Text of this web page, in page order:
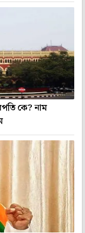
কে? নাম